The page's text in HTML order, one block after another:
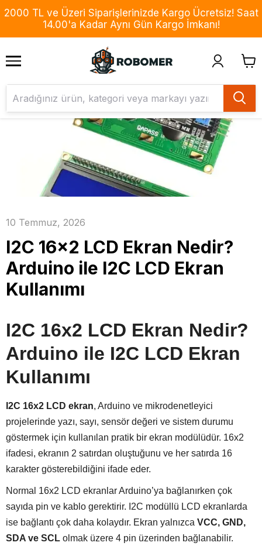
2000 TL ve Üzeri Siparişlerinizde Kargo Ücretsiz! Saat
14.00'a Kadar Aynı Gün Kargo İmkanı!
10 Temmuz, 2026
I2C 16x2 LCD Ekran Nedir?
Arduino ile I2C LCD Ekran
Kullanımı
I2C 16x2 LCD Ekran Nedir?
Arduino ile I2C LCD Ekran
Kullanımı
I2C 16x2 LCD ekran, Arduino ve mikrodenetleyici
projelerinde yazı, sayı, sensör değeri ve sistem durumu
göstermek için kullanılan pratik bir ekran modülüdür. 16x2
ifadesi, ekranın 2 satırdan oluştuğunu ve her satırda 16
karakter gösterebildiğini ifade eder.
Normal 16x2 LCD ekranlar Arduino’ya bağlanırken çok
sayıda pin ve kablo gerektirir. I2C modüllü LCD ekranlarda
ise bağlantı çok daha kolaydır. Ekran yalnızca VCC, GND,
SDA ve SCL olmak üzere 4 pin üzerinden bağlanabilir.